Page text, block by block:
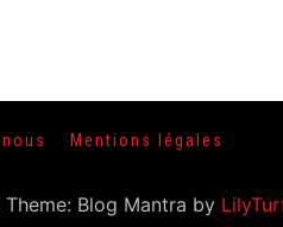
Mentions légales
Theme: Blog Mantra by